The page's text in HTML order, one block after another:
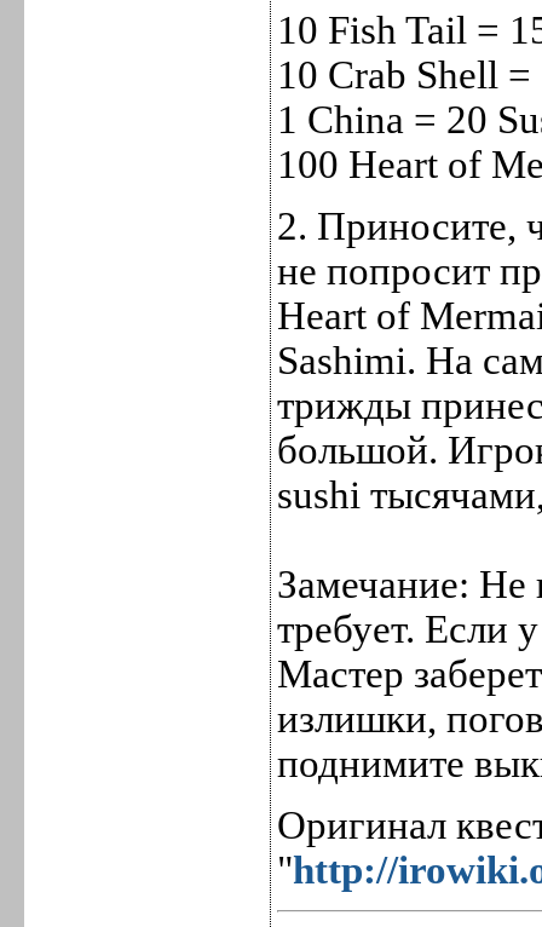
10 Fish Tail =
10 Crab Shell
1 China = 20
100 Heart of
2. Приносите,
не попросит
Heart of
Sashimi. На
трижды
большой.
sushi
Замечание: Не
требует. Если
Мастер
излишки,
поднимите
Оригинал
"http://